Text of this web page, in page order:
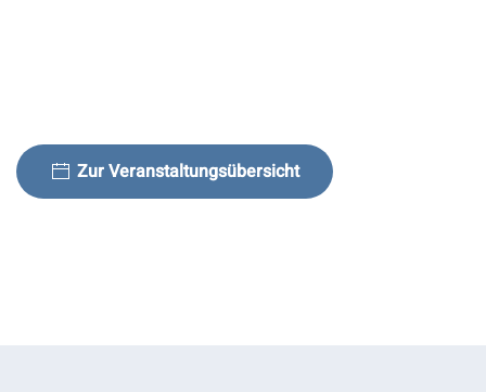
Zur Veranstaltungsübersicht